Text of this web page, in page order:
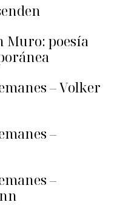
Muro: poesía
– Volker
–
–